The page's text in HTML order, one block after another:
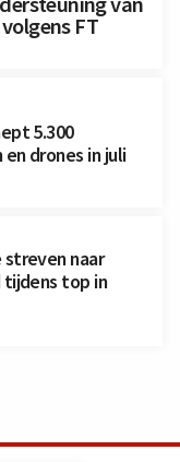
FT
5.300
drones in juli
streven naar
top in